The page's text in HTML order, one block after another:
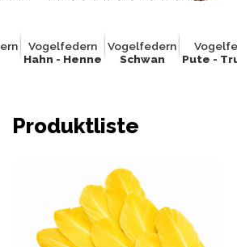
ern
Vogelfedern
Hahn - Henne
Vogelfedern
Schwan
Pute -
Produktliste